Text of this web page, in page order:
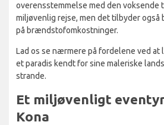
overensstemmelse med den voksende
miljøvenlig rejse, men det tilbyder
på brændstofomkostninger.
Lad os se nærmere på fordelene ved at
et paradis kendt for sine maleriske
strande.
Et miljøvenligt
Kona